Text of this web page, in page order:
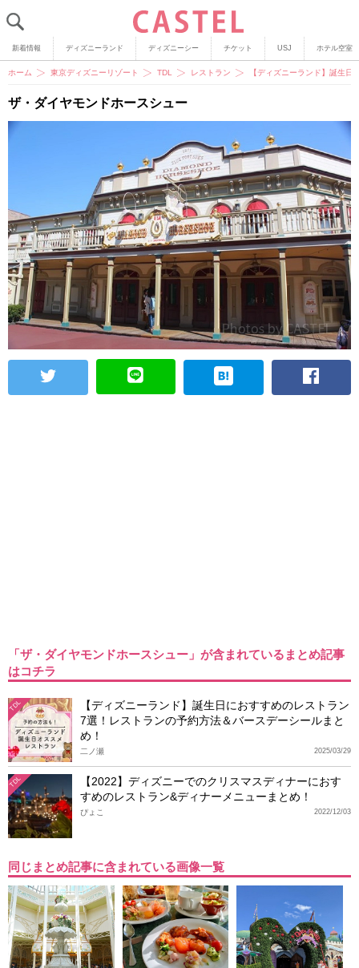
新着情報 ディズニーランド ディズニーシー チケット USJ ホテル空室
ホーム 東京ディズニーリゾート TDL レストラン 【ディズニーランド】誕生
ザ・ダイヤモンドホースシュー
「ザ・ダイヤモンドホースシュー」が含まれているまとめ記事
はコチラ
TDL
【ディズニーランド】誕生日におすすめのレストラン
7選！レストランの予約方法＆バースデーシールまと
め！
2025/03/29
二ノ瀬
TDL
【2022】ディズニーでのクリスマスディナーにおす
すめのレストラン&ディナーメニューまとめ！
2022/12/03
ぴょこ
同じまとめ記事に含まれている画像一覧